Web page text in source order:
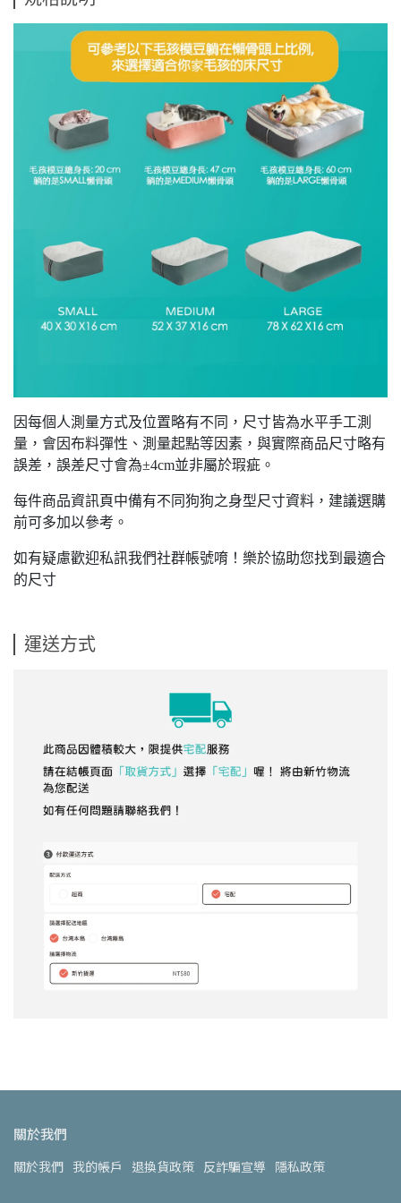
因每個人測量方式及位置略有不同，尺寸皆為水平手工測
量，會因布料彈性、測量起點等因素，與實際商品尺寸略有
誤差，誤差尺寸會為±4cm並非屬於瑕疵。
每件商品資訊頁中備有不同狗狗之身型尺寸資料，建議選購
前可多加以參考。
如有疑慮歡迎私訊我們社群帳號唷！樂於協助您找到最適合
的尺寸
運送方式
關於我們
關於我們 我的帳戶 退換貨政策 反詐騙宣導 隱私政策